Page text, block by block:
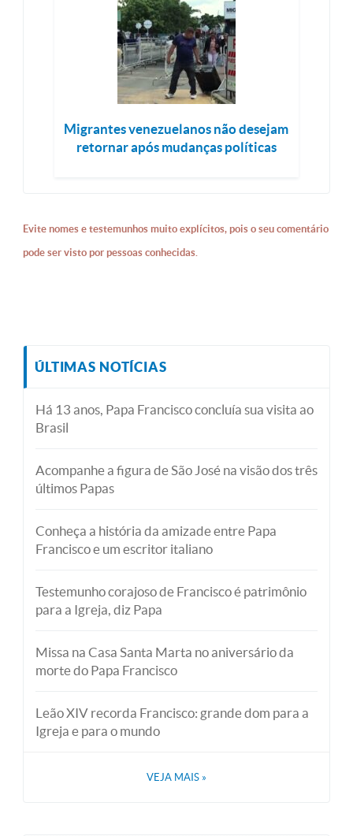
Migrantes venezuelanos não desejam
retornar após mudanças políticas
Evite nomes e testemunhos muito explícitos, pois o seu comentário
pode ser visto por pessoas conhecidas.
ÚLTIMAS NOTÍCIAS
Há 13 anos, Papa Francisco concluía sua visita ao
Brasil
Acompanhe a figura de São José na visão dos três
últimos Papas
Conheça a história da amizade entre Papa
Francisco e um escritor italiano
Testemunho corajoso de Francisco é patrimônio
para a Igreja, diz Papa
Missa na Casa Santa Marta no aniversário da
morte do Papa Francisco
Leão XIV recorda Francisco: grande dom para a
Igreja e para o mundo
VEJA MAIS »